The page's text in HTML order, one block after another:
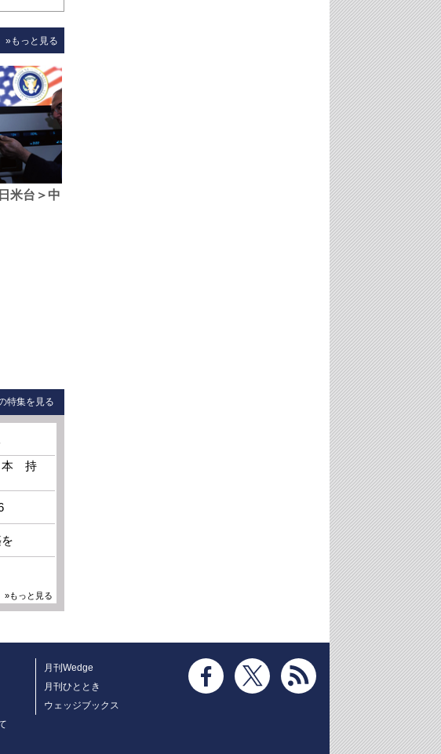
»もっと見る
米台＞中
特集を見る
本 持
»もっと見る
月刊Wedge
月刊ひととき
ウェッジブックス